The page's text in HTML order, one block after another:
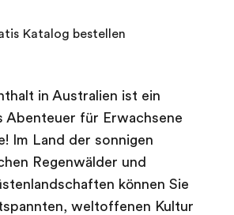
in Australien ist ein
Abenteuer für Erwachsene
Im Land der sonnigen
Regenwälder und
können Sie
weltoffenen Kultur
Katalog bestellen